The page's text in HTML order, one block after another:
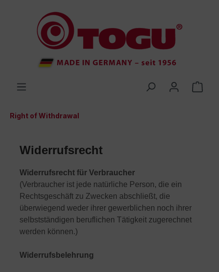
springen
Right of Withdrawal
Widerrufsrecht
Widerrufsrecht für Verbraucher
(Verbraucher ist jede natürliche Person, die ein
Rechtsgeschäft zu Zwecken abschließt, die
überwiegend weder ihrer gewerblichen noch ihrer
selbstständigen beruflichen Tätigkeit zugerechnet
werden können.)
Widerrufsbelehrung